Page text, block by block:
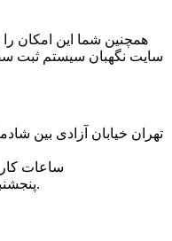
همچنین شما این امکان
سایت نگهبان سیستم ثبت
تهران خیابان آزادی بین
پنجشنبه ها و ایام تعطیل شرکت تعطیل است.